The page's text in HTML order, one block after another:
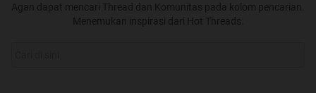
Agan dapat mencari Thread dan Komunitas pada kolom pencarian.
Menemukan inspirasi dari Hot Threads.